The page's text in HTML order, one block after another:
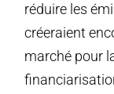
réduire les
créeraient
marché pour